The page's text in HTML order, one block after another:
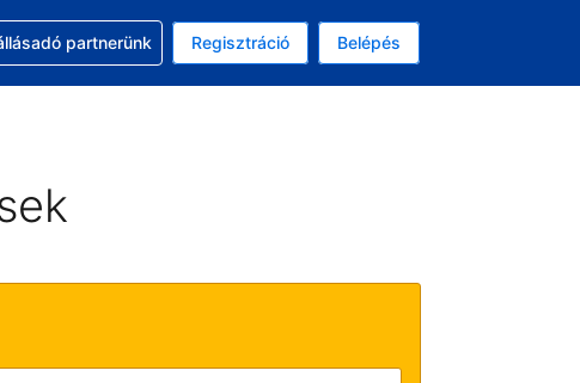
kiválasztott pénznem: amerikai dollár
kiválasztott nyelv: Magyar
partnerünk Regisztráció Belépés